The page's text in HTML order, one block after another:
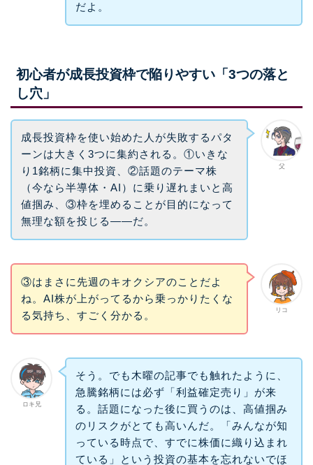
だよ。
初心者が成長投資枠で陥りやすい「3つの落と
し穴」
父
成長投資枠を使い始めた人が失敗するパタ
ーンは大きく3つに集約される。①いきな
り1銘柄に集中投資、②話題のテーマ株
（今なら半導体・AI）に乗り遅れまいと高
値掴み、③枠を埋めることが目的になって
無理な額を投じる——だ。
リコ
③はまさに先週のキオクシアのことだよ
ね。AI株が上がってるから乗っかりたくな
る気持ち、すごく分かる。
ロキ兄
そう。でも木曜の記事でも触れたように、
急騰銘柄には必ず「利益確定売り」が来
る。話題になった後に買うのは、高値掴み
のリスクがとても高いんだ。「みんなが知
っている時点で、すでに株価に織り込まれ
ている」という投資の基本を忘れないでほ